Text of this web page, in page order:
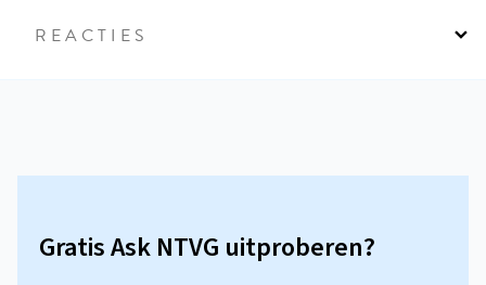
REACTIES
Gratis Ask NTVG uitproberen?